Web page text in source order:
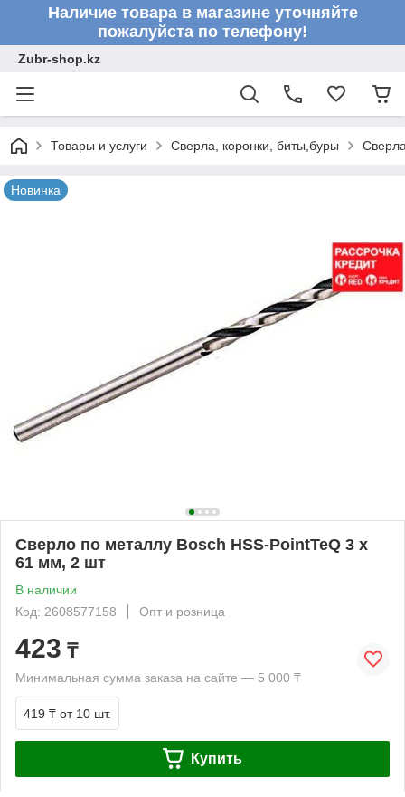
Наличие товара в магазине уточняйте
пожалуйста по телефону!
Zubr-shop.kz
Товары и услуги Сверла, коронки, биты,буры
Новинка
Сверло по металлу Bosch HSS-PointTeQ 3 x
61 мм, 2 шт
В наличии
Код: 2608577158
Опт и розница
423 ₸
Минимальная сумма заказа на сайте — 5 000 ₸
419 ₸ от 10 шт.
Купить